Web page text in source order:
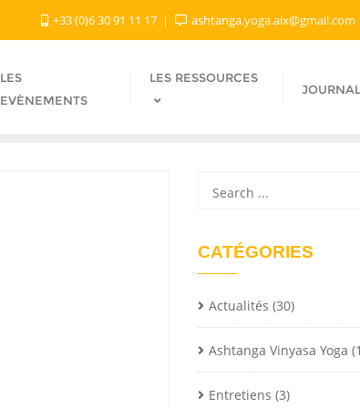
+33 (0)6 30 91 11 17 ashtanga.yoga.aix@gmail.com​
LES
EVÈNEMENTS
LES RESSOURCES
JOURNAL
CATÉGORIES
Actualités (30)
Ashtanga Vinyasa Yoga
Entretiens (3)